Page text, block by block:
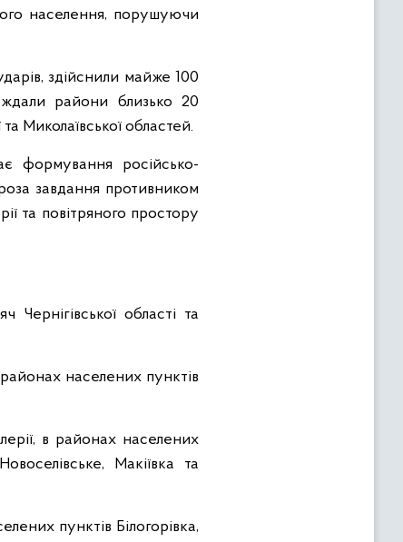
населення, порушуючи
здійснили майже 100
райони близько 20
Миколаївської областей.
формування російсько-
завдання противником
та повітряного простору
області та
населених пунктів
в районах населених
Макіївка та
пунктів Білогорівка,